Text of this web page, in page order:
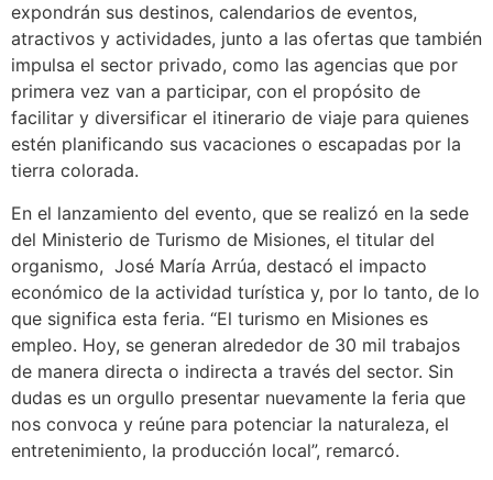
expondrán sus destinos, calendarios de eventos,
atractivos y actividades, junto a las ofertas que también
impulsa el sector privado, como las agencias que por
primera vez van a participar, con el propósito de
facilitar y diversificar el itinerario de viaje para quienes
estén planificando sus vacaciones o escapadas por la
tierra colorada.
En el lanzamiento del evento, que se realizó en la sede
del Ministerio de Turismo de Misiones, el titular del
organismo, José María Arrúa, destacó el impacto
económico de la actividad turística y, por lo tanto, de lo
que significa esta feria. “El turismo en Misiones es
empleo. Hoy, se generan alrededor de 30 mil trabajos
de manera directa o indirecta a través del sector. Sin
dudas es un orgullo presentar nuevamente la feria que
nos convoca y reúne para potenciar la naturaleza, el
entretenimiento, la producción local”, remarcó.